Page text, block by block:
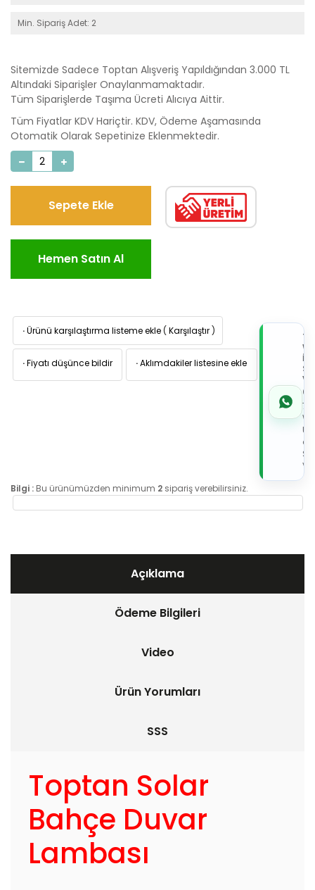
Min. Sipariş Adet: 2
Sitemizde Sadece Toptan Alışveriş Yapıldığından 3.000 TL
Altındaki Siparişler Onaylanmamaktadır.
Tüm Siparişlerde Taşıma Ücreti Alıcıya Aittir.
Tüm Fiyatlar KDV Hariçtir. KDV, Ödeme Aşamasında
Otomatik Olarak Sepetinize Eklenmektedir.
Sepete Ekle
Hemen Satın Al
·Ürünü karşılaştırma listeme ekle ( Karşılaştır )
·Fiyatı düşünce bildir ·Aklımdakiler listesine ekle
İLE
de
Bilgi : Bu ürünümüzden minimum 2 sipariş verebilirsiniz.
Açıklama
Ödeme Bilgileri
Video
Ürün Yorumları
SSS
Toptan Solar
Bahçe Duvar
Lambası